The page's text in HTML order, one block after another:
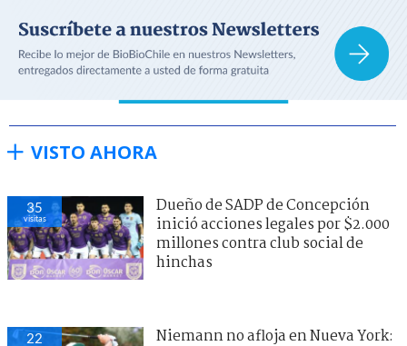
VISTO AHORA
35
visitas
Dueño de SADP de Concepción
inició acciones legales por $2.000
millones contra club social de
hinchas
22
Niemann no afloja en Nueva York: